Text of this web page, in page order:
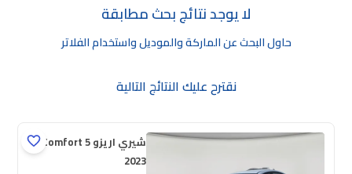
لا يوجد نتائج بحث مطابقة
حاول البحث عن الماركة والموديل واستخدام الفلاتر
نقترح عليك النتائج التالية
شيري اريزو 5 Comfort
2023